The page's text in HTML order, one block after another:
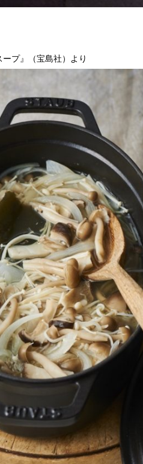
ープ』（宝島社）より